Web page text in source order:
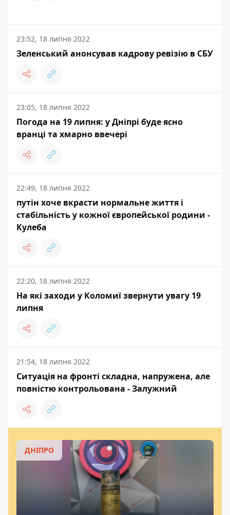
23:52, 18 липня 2022
Зеленський анонсував кадрову ревізію в СБУ
23:05, 18 липня 2022
Погода на 19 липня: у Дніпрі буде ясно
вранці та хмарно ввечері
22:49, 18 липня 2022
путін хоче вкрасти нормальне життя і
стабільність у кожної європейської родини -
Кулеба
22:20, 18 липня 2022
На які заходи у Коломиї звернути увагу 19
липня
21:54, 18 липня 2022
Ситуація на фронті складна, напружена, але
повністю контрольована - Залужний
ДНІПРО